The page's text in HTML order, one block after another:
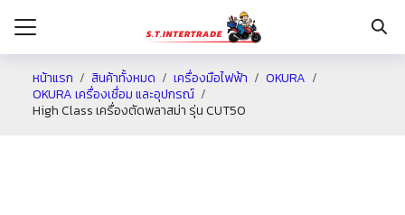
หน้าแรก สินค้าทั้งหมด เครื่องมือไฟฟ้า
OKURA
OKURA เครื่องเชื่อม และอุปกรณ์
High Class เครื่องตัดพลาสม่า รุ่น CUT50